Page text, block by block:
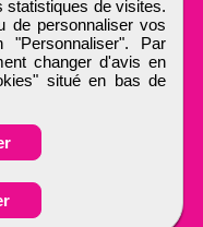
statistiques de visites.
de personnaliser vos
Par
changer d'avis en
situé en bas de